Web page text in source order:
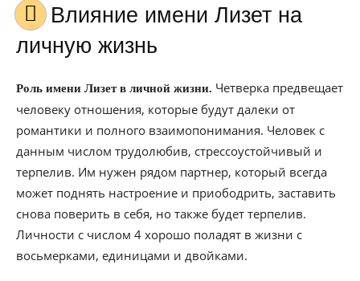
Влияние имени Лизет на
личную жизнь
Роль имени Лизет в личной жизни. Четверка предвещает
человеку отношения, которые будут далеки от
романтики и полного взаимопонимания. Человек с
данным числом трудолюбив, стрессоустойчивый и
терпелив. Им нужен рядом партнер, который всегда
может поднять настроение и приободрить, заставить
снова поверить в себя, но также будет терпелив.
Личности с числом 4 хорошо поладят в жизни с
восьмерками, единицами и двойками.